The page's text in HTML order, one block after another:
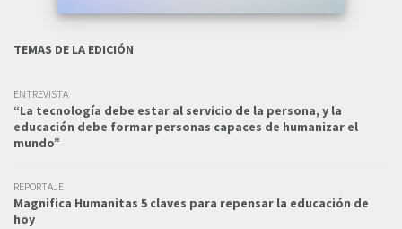
TEMAS DE LA EDICIÓN
ENTREVISTA
“La tecnología debe estar al servicio de la persona, y la
educación debe formar personas capaces de humanizar el
mundo”
REPORTAJE
Magnifica Humanitas 5 claves para repensar la educación de
hoy